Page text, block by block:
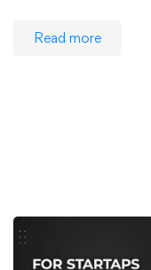
Read more